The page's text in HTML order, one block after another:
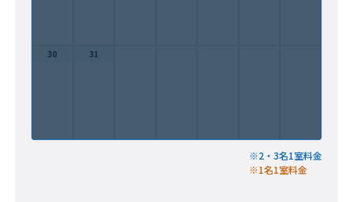
30 31
※2・3名1室料金
※1名1室料金